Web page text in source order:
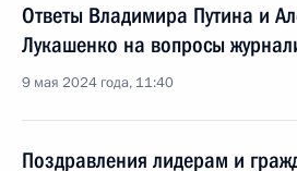
Ответы Владимира Путина и
Лукашенко на вопросы
9 мая 2024 года, 11:40
Поздравления лидерам и